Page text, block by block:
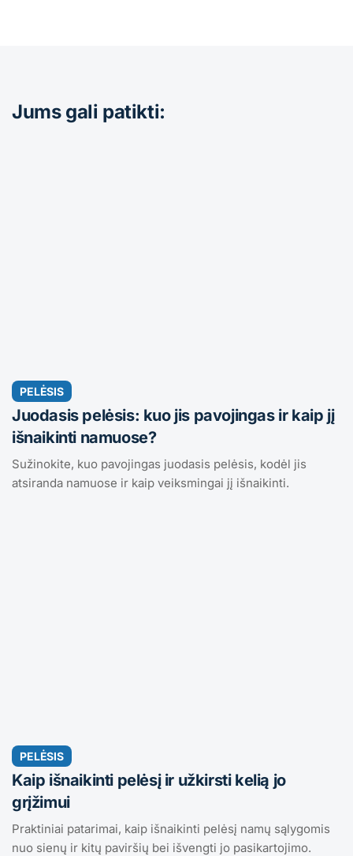
Jums gali patikti:
PELĖSIS
Juodasis pelėsis: kuo jis pavojingas ir kaip jį
išnaikinti namuose?
Sužinokite, kuo pavojingas juodasis pelėsis, kodėl jis
atsiranda namuose ir kaip veiksmingai jį išnaikinti.
PELĖSIS
Kaip išnaikinti pelėsį ir užkirsti kelią jo
grįžimui
Praktiniai patarimai, kaip išnaikinti pelėsį namų sąlygomis
nuo sienų ir kitų paviršių bei išvengti jo pasikartojimo.